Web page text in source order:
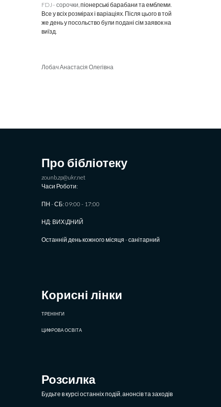
FDJ– сорочки , піонерські барабани та емблеми.
Все у всіх розмірах і варіаціях. Після цього в той
же день у посольство були подані сім заявок на
виїзд.
Лобач Анастасія Олегівна
Про бібліотеку
zounb.zp@ukr.net
Часи Роботи:
ПН - СБ: 09:00 - 17:00
НД: ВИХIДНИЙ
Останній день кожного місяця - санітарний
Корисні лінки
ТРЕНІНГИ
ЦИФРОВА ОСВІТА
Розсилка
Будьте в курсі останніх подій, анонсів та заходів